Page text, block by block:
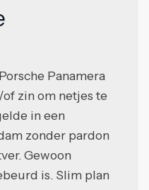
Panamera
zin om netjes te
in een
zonder pardon
Gewoon
is. Slim plan